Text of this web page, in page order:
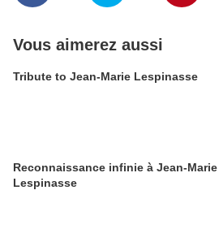
Vous aimerez aussi
Tribute to Jean-Marie Lespinasse
Reconnaissance infinie à Jean-Marie
Lespinasse